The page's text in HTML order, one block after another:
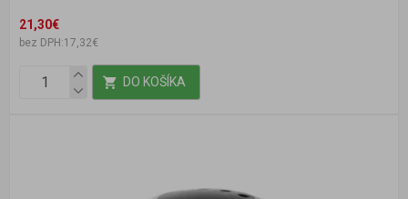
21,30€
bez DPH:17,32€
DO KOŠÍKA